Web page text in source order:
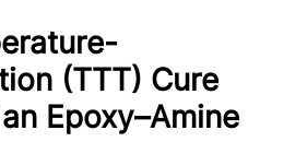
(TTT) Cure
Epoxy–Amine